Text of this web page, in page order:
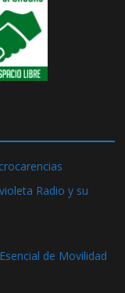
Radio y su
de Movilidad